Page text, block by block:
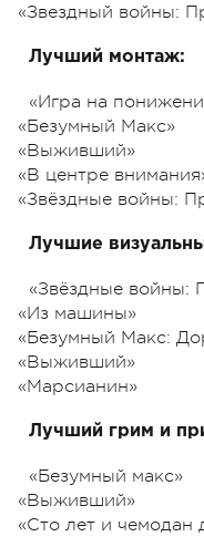
«Звездный войны:
Лучший монтаж:
«Игра на
«Безумный Макс»
«Выживший»
«В центре
«Звёздные войны:
Лучшие
«Звёздные войны:
«Из машины»
«Безумный Макс:
«Выживший»
«Марсианин»
Лучший грим и
«Безумный макс»
«Выживший»
«Сто лет и чемодан